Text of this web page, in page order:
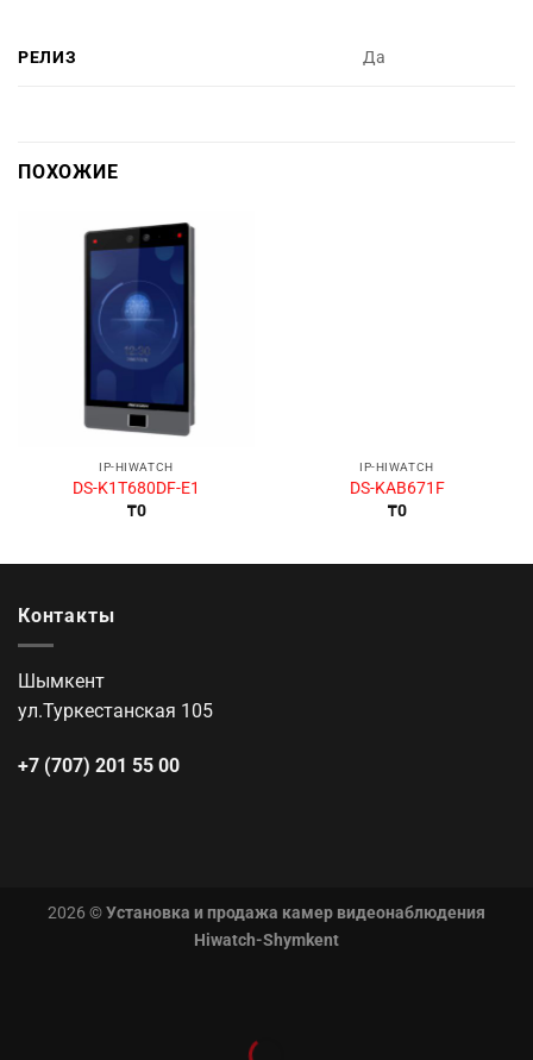
РЕЛИЗ Да
ПОХОЖИЕ
IP-HIWATCH
DS-K1T680DF-E1
₸0
IP-HIWATCH
DS-KAB671F
₸0
Контакты
Шымкент
ул.Туркестанская 105
+7 (707) 201 55 00
2026 ©Установка и продажа камер видеонаблюдения
Hiwatch-Shymkent